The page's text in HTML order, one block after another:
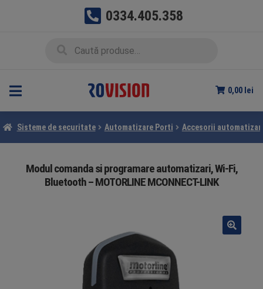
0334.405.358
0,00 lei
Sisteme de securitate Automatizare Porti Accesorii automatizari
Modul comanda si programare automatizari, Wi-Fi,
Bluetooth – MOTORLINE MCONNECT-LINK